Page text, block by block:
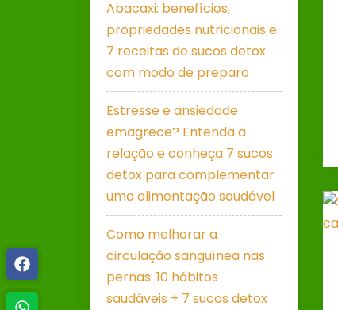
Abacaxi: benefícios,
propriedades nutricionais e
7 receitas de sucos detox
com modo de preparo
Estresse e ansiedade
emagrece? Entenda a
relação e conheça 7 sucos
detox para complementar
uma alimentação saudável
Como melhorar a
circulação sanguínea nas
pernas: 10 hábitos
saudáveis + 7 sucos detox